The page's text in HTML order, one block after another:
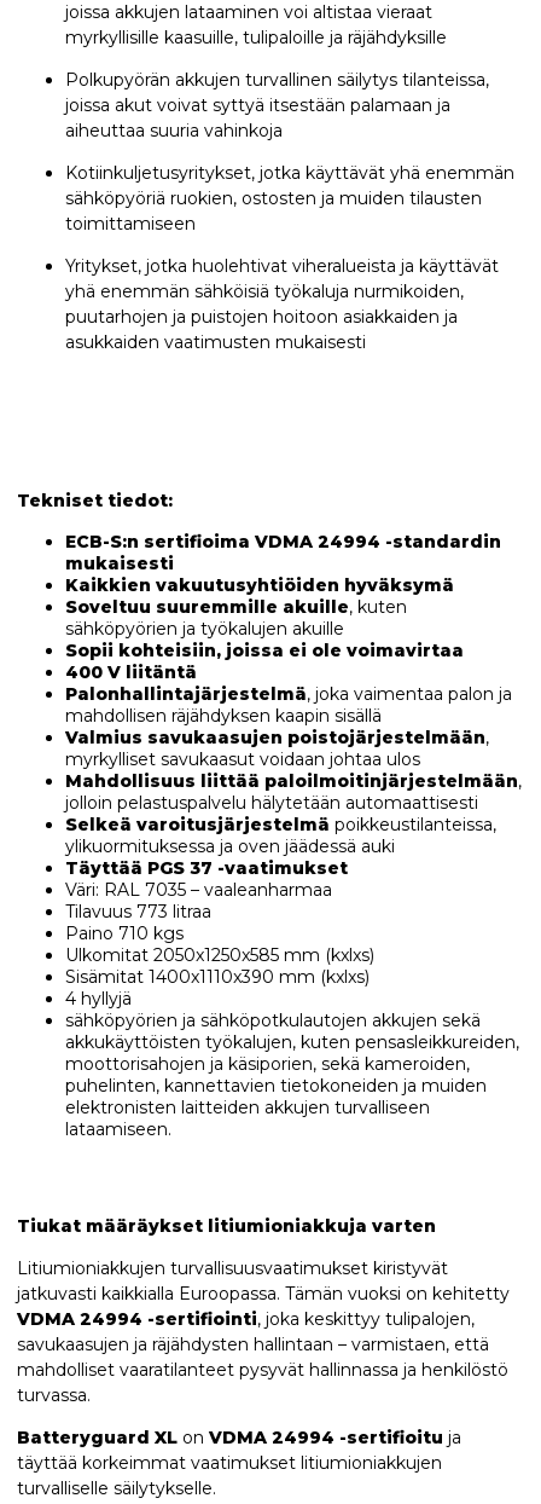
joissa akkujen lataaminen voi altistaa vieraat
myrkyllisille kaasuille, tulipaloille ja räjähdyksille
Polkupyörän akkujen turvallinen säilytys tilanteissa,
joissa akut voivat syttyä itsestään palamaan ja
aiheuttaa suuria vahinkoja
Kotiinkuljetusyritykset, jotka käyttävät yhä enemmän
sähköpyöriä ruokien, ostosten ja muiden tilausten
toimittamiseen
Yritykset, jotka huolehtivat viheralueista ja käyttävät
yhä enemmän sähköisiä työkaluja nurmikoiden,
puutarhojen ja puistojen hoitoon asiakkaiden ja
asukkaiden vaatimusten mukaisesti
Tekniset tiedot:
ECB-S:n sertifioima VDMA 24994 -standardin
mukaisesti
Kaikkien vakuutusyhtiöiden hyväksymä
Soveltuu suuremmille akuille, kuten
sähköpyörien ja työkalujen akuille
Sopii kohteisiin, joissa ei ole voimavirtaa
400 V liitäntä
Palonhallintajärjestelmä, joka vaimentaa palon ja
mahdollisen räjähdyksen kaapin sisällä
Valmius savukaasujen poistojärjestelmään,
myrkylliset savukaasut voidaan johtaa ulos
Mahdollisuus liittää paloilmoitinjärjestelmään,
jolloin pelastuspalvelu hälytetään automaattisesti
Selkeä varoitusjärjestelmä poikkeustilanteissa,
ylikuormituksessa ja oven jäädessä auki
Täyttää PGS 37 -vaatimukset
Väri: RAL 7035 – vaaleanharmaa
Tilavuus 773 litraa
Paino 710 kgs
Ulkomitat 2050x1250x585 mm (kxlxs)
Sisämitat 1400x1110x390 mm (kxlxs)
4 hyllyjä
sähköpyörien ja sähköpotkulautojen akkujen sekä
akkukäyttöisten työkalujen, kuten pensasleikkureiden,
moottorisahojen ja käsiporien, sekä kameroiden,
puhelinten, kannettavien tietokoneiden ja muiden
elektronisten laitteiden akkujen turvalliseen
lataamiseen.
Tiukat määräykset litiumioniakkuja varten
Litiumioniakkujen turvallisuusvaatimukset kiristyvät
jatkuvasti kaikkialla Euroopassa. Tämän vuoksi on kehitetty
VDMA 24994 -sertifiointi, joka keskittyy tulipalojen,
savukaasujen ja räjähdysten hallintaan – varmistaen, että
mahdolliset vaaratilanteet pysyvät hallinnassa ja henkilöstö
turvassa.
Batteryguard XLon VDMA 24994 -sertifioitu ja
täyttää korkeimmat vaatimukset litiumioniakkujen
turvalliselle säilytykselle.